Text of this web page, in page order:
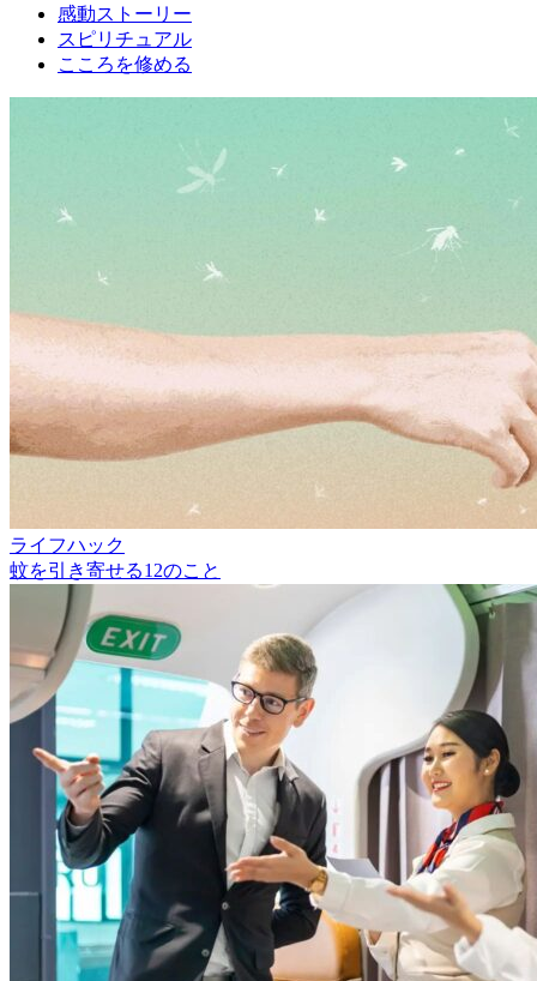
感動ストーリー
スピリチュアル
こころを修める
ライフハック
蚊を引き寄せる12のこと